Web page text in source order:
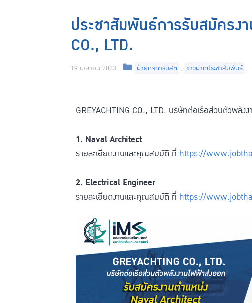
ประชาสัมพันธ์การรับสมัครงา
CO., LTD.
19 เมษายน 2023 ฝ่ายกิจการนิสิต , ข่าวฝากประชาสัมพันธ์
GREYACHTING CO., LTD. บริษัทต่อเรือส่วนตัวพลัง
1. Naval Architect
รายละเอียดงานและคุณสมบัติ ที่ https://
2. Electrical Engineer
รายละเอียดงานและคุณสมบัติ ที่ https://